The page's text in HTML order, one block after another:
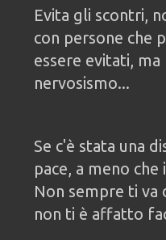
Evita gli scontri,
con persone che
essere evitati,
nervosismo...
Se c'è stata una
pace, a meno
Non sempre ti va
non ti è affatto